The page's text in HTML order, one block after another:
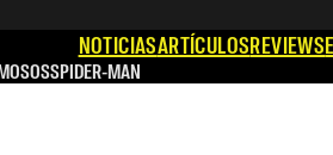
NOTICIASARTÍCULOSREVIEWS
SPIDER-MAN